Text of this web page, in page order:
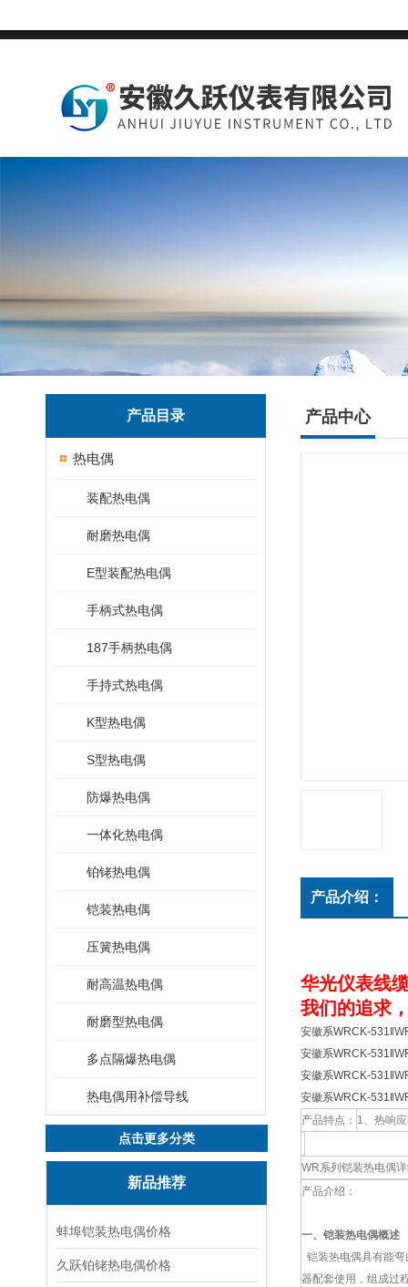
产品目录
热电偶
装配热电偶
耐磨热电偶
E型装配热电偶
手柄式热电偶
187手柄热电偶
手持式热电偶
K型热电偶
S型热电偶
防爆热电偶
一体化热电偶
铂铑热电偶
铠装热电偶
压簧热电偶
耐高温热电偶
耐磨型热电偶
多点隔爆热电偶
热电偶用补偿导线
点击更多分类
新品推荐
蚌埠铠装热电偶价格
久跃铂铑热电偶价格
产品中心
产品介绍：
华光仪表线
我们的追求
安徽系WRCK-
安徽系WRCK-
安徽系WRCK-
安徽系WRCK-
产品特点： 1、热响
WR系列铠装热电偶
产品介绍：
一、铠装热电偶概述
铠装热电偶具有能
器配套使用，组成过